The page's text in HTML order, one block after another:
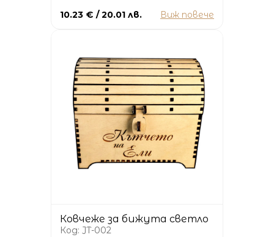
10.23 € / 20.01 лв. Виж повече
Ковчеже за бижута светло
Код: JT-002